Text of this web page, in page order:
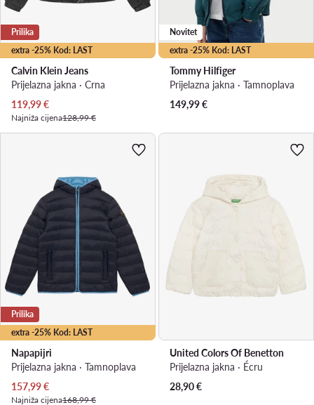
extra -25% Kod: LAST
Prilika
Calvin Klein Jeans
Prijelazna jakna · Crna
Trenutna cijena
119,99€
Najniža cijena128,99 €
extra -25% Kod: LAST
Novitet
Tommy Hilfiger
Prijelazna jakna · Tamnoplava
149,99€
extra -25% Kod: LAST
Prilika
Napapijri
Prijelazna jakna · Tamnoplava
Trenutna cijena
157,99€
Najniža cijena168,99 €
United Colors Of Benetton
Prijelazna jakna · Écru
28,90€